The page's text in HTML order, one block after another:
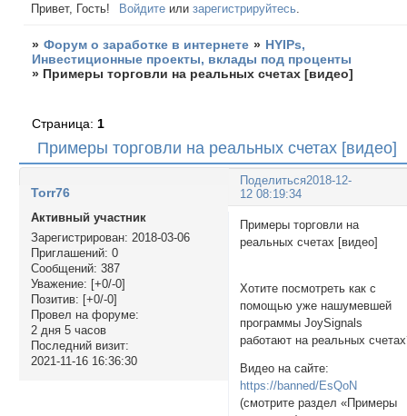
Привет, Гость! Войдите илизарегистрируйтесь
» Форум о заработке в интернете » HYIPs,
Инвестиционные проекты, вклады под проценты
» Примеры торговли на реальных счетах [видео]
Примеры торговли на реальных счетах [видео]
Страница: 1
Поделиться2018-12-
12 08:19:34
Torr76
Активный участник
Зарегистрирован: 2018-03-06
Приглашений: 0
Сообщений: 387
Уважение: [+0/-0]
Позитив: [+0/-0]
Провел на форуме:
2 дня 5 часов
Последний визит:
2021-11-16 16:36:30
Примеры торговли на
реальных счетах
Хотите посмотреть как с
помощью уже нашумевшей
программы JoySignals
работают на реальных
Видео на сайте:
https://banned/EsQoN
(смотрите раздел «Примеры